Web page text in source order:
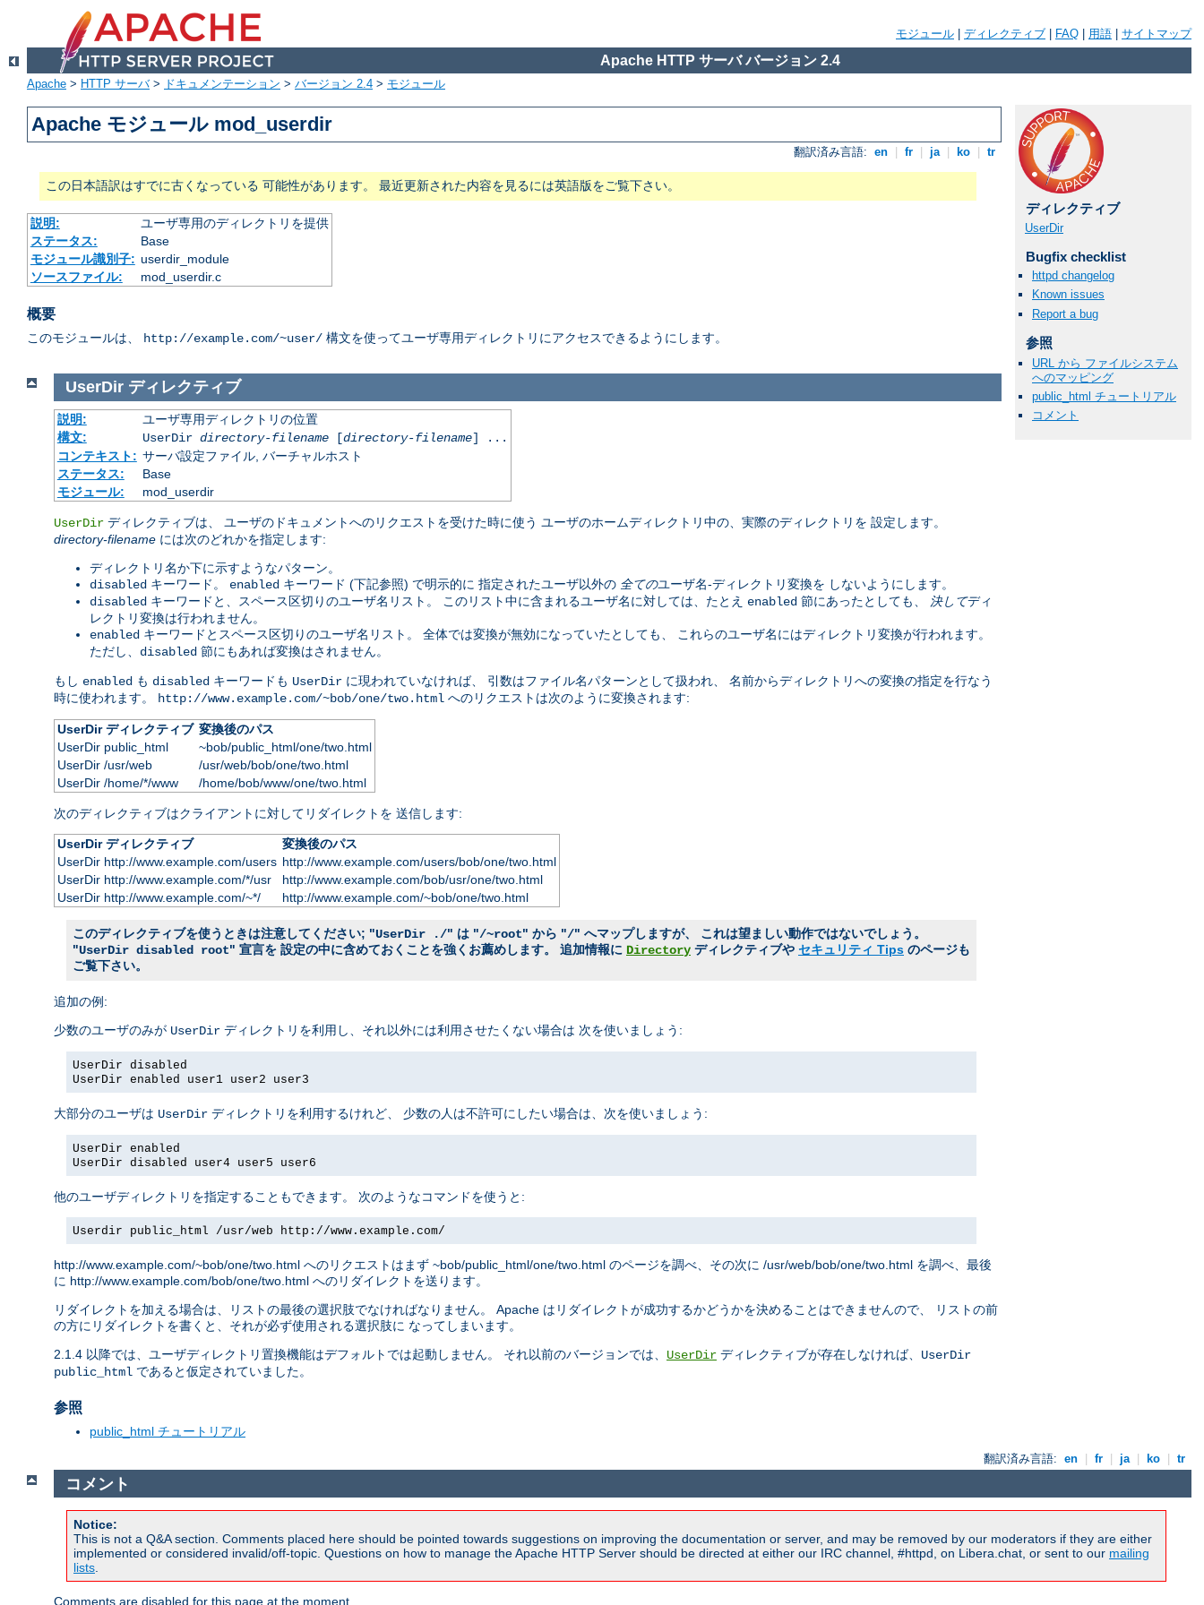
モジュール ディレクティブ FAQ 用語 サイトマップ
Apache HTTP サーバ バージョン 2.4
Apache > HTTP サーバ> ドキュメンテーション > バージョン 2.4 > モジュール
Apache モジュール mod_userdir
翻訳済み言語: en fr ja ko tr
この日本語訳はすでに古くなっている 可能性があります。 最近更新された内容を見るには英語版をご覧下さい。
説明:
ユーザ専用のディレクトリを提供
ステータス:
Base
モジュール識別子: userdir_module
ソースファイル:
mod_userdir.c
概要
このモジュールは、 http://example.com/~user/ 構文を使ってユーザ専用ディレクトリにアクセスできるようにします。
ディレクティブ
UserDir
Bugfix checklist
httpd changelog
Known issues
Report a bug
参照
URL から ファイルシステム
へのマッピング
public_html チュートリアル
コメント
UserDir ディレクティブ
説明:
ユーザ専用ディレクトリの位置
構文:
UserDir directory-filename[directory-filename] ...
コンテキスト: サーバ設定ファイル, バーチャルホスト
ステータス:
Base
モジュール:
mod_userdir
UserDir ディレクティブは、 ユーザのドキュメントへのリクエストを受けた時に使う ユーザのホームディレクトリ中の、実際のディレクトリを 設定します。
directory-filename には次のどれかを指定します:
ディレクトリ名か下に示すようなパターン。
disabled キーワード。 enabled キーワード (下記参照) で明示的に 指定されたユーザ以外の 全てのユーザ名-ディレクトリ変換を しないようにします。
disabled キーワードと、スペース区切りのユーザ名リスト。 このリスト中に含まれるユーザ名に対しては、たとえ enabled 節にあったとしても、 決してディ
レクトリ変換は行われません。
enabled キーワードとスペース区切りのユーザ名リスト。 全体では変換が無効になっていたとしても、 これらのユーザ名にはディレクトリ変換が行われます。
ただし、 disabled 節にもあれば変換はされません。
もし enabled も disabled キーワードも UserDir に現われていなければ、 引数はファイル名パターンとして扱われ、 名前からディレクトリへの変換の指定を行なう
時に使われます。
http://www.example.com/~bob/one/two.html へのリクエストは次のように変換されます:
UserDir ディレクティブ 変換後のパス
UserDir public_html
~bob/public_html/one/two.html
UserDir /usr/web
/usr/web/bob/one/two.html
UserDir /home/*/www
/home/bob/www/one/two.html
次のディレクティブはクライアントに対してリダイレクトを 送信します:
UserDir ディレクティブ
変換後のパス
UserDir http://www.example.com/users http://www.example.com/users/bob/one/two.html
UserDir http://www.example.com/*/usr
http://www.example.com/bob/usr/one/two.html
UserDir http://www.example.com/~*/
http://www.example.com/~bob/one/two.html
このディレクティブを使うときは注意してください; "UserDir ./" は "/~root" から "/" へマップしますが、 これは望ましい動作ではないでしょう。
"UserDir disabled root" 宣言を 設定の中に含めておくことを強くお薦めします。 追加情報に Directory ディレクティブや セキュリティ Tips のページも
ご覧下さい。
追加の例:
少数のユーザのみが UserDir ディレクトリを利用し、それ以外には利用させたくない場合は 次を使いましょう:
UserDir disabled
UserDir enabled user1 user2 user3
大部分のユーザは UserDir ディレクトリを利用するけれど、 少数の人は不許可にしたい場合は、次を使いましょう:
UserDir enabled
UserDir disabled user4 user5 user6
他のユーザディレクトリを指定することもできます。 次のようなコマンドを使うと:
Userdir public_html /usr/web http://www.example.com/
http://www.example.com/~bob/one/two.html へのリクエストはまず ~bob/public_html/one/two.html のページを調べ、その次に /usr/web/bob/one/two.html を調べ、最後
に http://www.example.com/bob/one/two.html へのリダイレクトを送ります。
リダイレクトを加える場合は、リストの最後の選択肢でなければなりません。 Apache はリダイレクトが成功するかどうかを決めることはできませんので、 リストの前
の方にリダイレクトを書くと、それが必ず使用される選択肢に なってしまいます。
2.1.4 以降では、ユーザディレクトリ置換機能はデフォルトでは起動しません。 それ以前のバージョンでは、 UserDir ディレクティブが存在しなければ、 UserDir
public_html であると仮定されていました。
参照
public_html チュートリアル
翻訳済み言語: en fr ja ko tr
コメント
Notice:
This is not a Q&A section. Comments placed here should be pointed towards suggestions on improving the documentation or server, and may be removed by our moderators if they are either
implemented or considered invalid/off-topic. Questions on how to manage the Apache HTTP Server should be directed at either our IRC channel, #httpd, on Libera.chat, or sent to our mailing
lists.
Comments are disabled for this page at the moment.